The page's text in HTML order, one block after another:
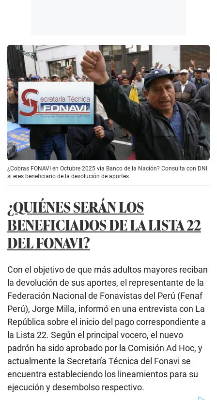
¿Cobras FONAVI en Octubre 2025 vía Banco de la Nación? Consulta con DNI
si eres beneficiario de la devolución de aportes
¿QUIÉNES SERÁN LOS
BENEFICIADOS DE LA LISTA 22
DEL FONAVI?
Con el objetivo de que más adultos mayores reciban
la devolución de sus aportes, el representante de la
Federación Nacional de Fonavistas del Perú (Fenaf
Perú), Jorge Milla, informó en una entrevista con La
República sobre el inicio del pago correspondiente a
la Lista 22. Según el principal vocero, el nuevo
padrón ha sido aprobado por la Comisión Ad Hoc, y
actualmente la Secretaría Técnica del Fonavi se
encuentra estableciendo los lineamientos para su
ejecución y desembolso respectivo.